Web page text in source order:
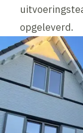
opgeleverd.